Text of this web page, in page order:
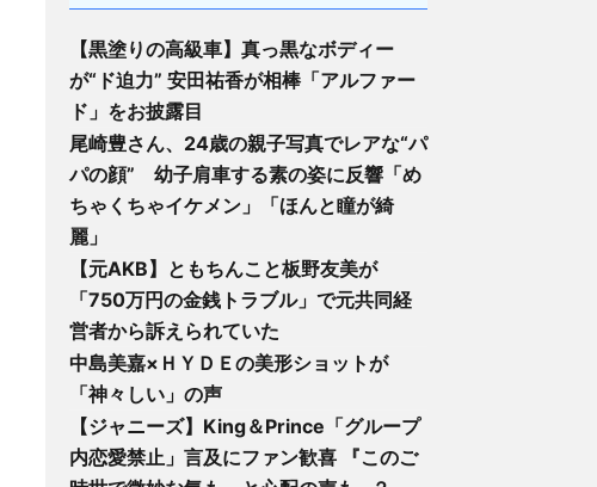
【黒塗りの高級車】真っ黒なボディー
が“ド迫力” 安田祐香が相棒「アルファー
ド」をお披露目
尾崎豊さん、24歳の親子写真でレアな“パ
パの顔” 幼子肩車する素の姿に反響「め
ちゃくちゃイケメン」「ほんと瞳が綺
麗」
【元AKB】ともちんこと板野友美が
「750万円の金銭トラブル」で元共同経
営者から訴えられていた
中島美嘉×ＨＹＤＥの美形ショットが
「神々しい」の声
【ジャニーズ】King＆Prince「グループ
内恋愛禁止」言及にファン歓喜 『このご